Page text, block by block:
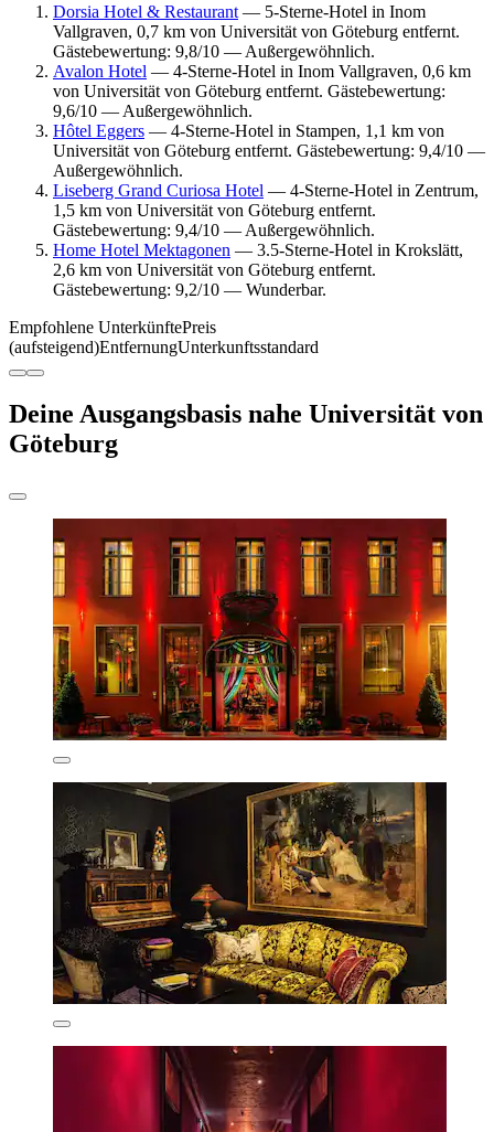
Dorsia Hotel & Restaurant — 5-Sterne-Hotel in Inom
Vallgraven, 0,7 km von Universität von Göteburg entfernt.
Gästebewertung: 9,8/10 — Außergewöhnlich.
Avalon Hotel — 4-Sterne-Hotel in Inom Vallgraven, 0,6 km
von Universität von Göteburg entfernt. Gästebewertung:
9,6/10 — Außergewöhnlich.
Hôtel Eggers — 4-Sterne-Hotel in Stampen, 1,1 km von
Universität von Göteburg entfernt. Gästebewertung: 9,4/10 —
Außergewöhnlich.
Liseberg Grand Curiosa Hotel — 4-Sterne-Hotel in Zentrum,
1,5 km von Universität von Göteburg entfernt.
Gästebewertung: 9,4/10 — Außergewöhnlich.
Home Hotel Mektagonen — 3.5-Sterne-Hotel in Krokslätt,
2,6 km von Universität von Göteburg entfernt.
Gästebewertung: 9,2/10 — Wunderbar.
Empfohlene UnterkünftePreis
(aufsteigend)EntfernungUnterkunftsstandard
Deine Ausgangsbasis nahe Universität von
Göteburg